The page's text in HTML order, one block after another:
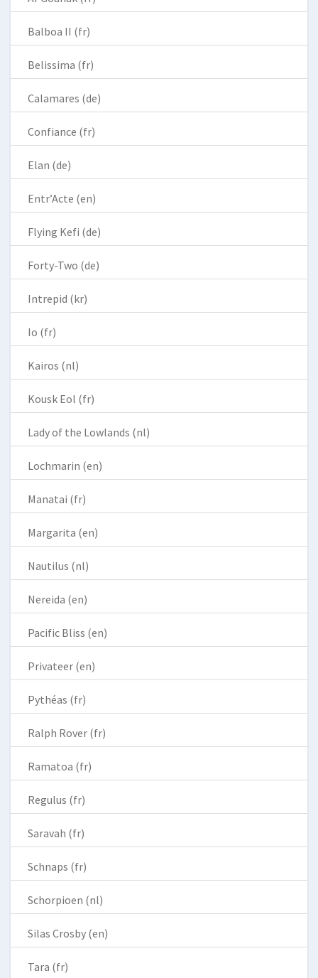
Balboa II (fr)
Belissima (fr)
Calamares (de)
Confiance (fr)
Elan (de)
Entr’Acte (en)
Flying Kefi (de)
Forty-Two (de)
Intrepid (kr)
Io (fr)
Kairos (nl)
Kousk Eol (fr)
Lady of the Lowlands (nl)
Lochmarin (en)
Manatai (fr)
Margarita (en)
Nautilus (nl)
Nereida (en)
Pacific Bliss (en)
Privateer (en)
Pythéas (fr)
Ralph Rover (fr)
Ramatoa (fr)
Regulus (fr)
Saravah (fr)
Schnaps (fr)
Schorpioen (nl)
Silas Crosby (en)
Tara (fr)